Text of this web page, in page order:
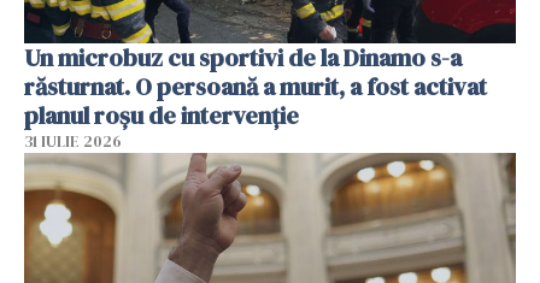
Un microbuz cu sportivi de la Dinamo s-a
răsturnat. O persoană a murit, a fost activat
planul roșu de intervenție
31 IULIE 2026